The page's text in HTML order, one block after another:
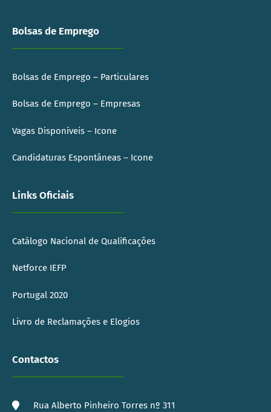
Bolsas de Emprego
Bolsas de Emprego – Particulares
Bolsas de Emprego – Empresas
Vagas Disponíveis – Icone
Candidaturas Espontâneas – Icone
Links Oficiais
Catálogo Nacional de Qualificações
Netforce IEFP
Portugal 2020
Livro de Reclamações e Elogios
Contactos
Rua Alberto Pinheiro Torres nº 311